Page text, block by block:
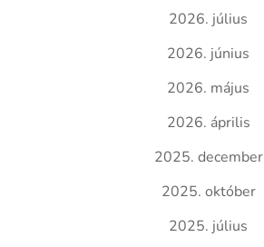
2026. július
2026. június
2026. május
2026. április
2025. december
2025. október
2025. július